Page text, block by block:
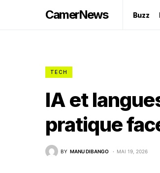
CamerNews Buzz
TECH
IA et
pratique
BY MANU DIBANGO MAI 19, 2026